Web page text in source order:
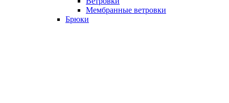
Мембранные ветровки
Брюки